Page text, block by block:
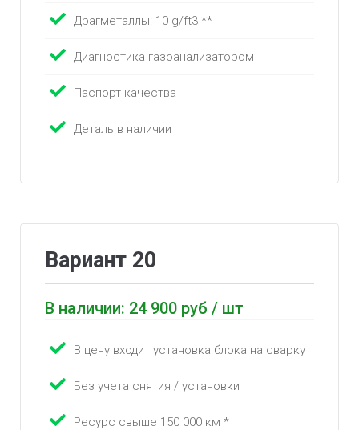
Драгметаллы: 10 g/ft3 **
Диагностика газоанализатором
Паспорт качества
Деталь в наличии
Вариант 20
В наличии: 24 900 руб / шт
В цену входит установка блока на сварку
Без учета снятия / установки
Ресурс свыше 150 000 км *